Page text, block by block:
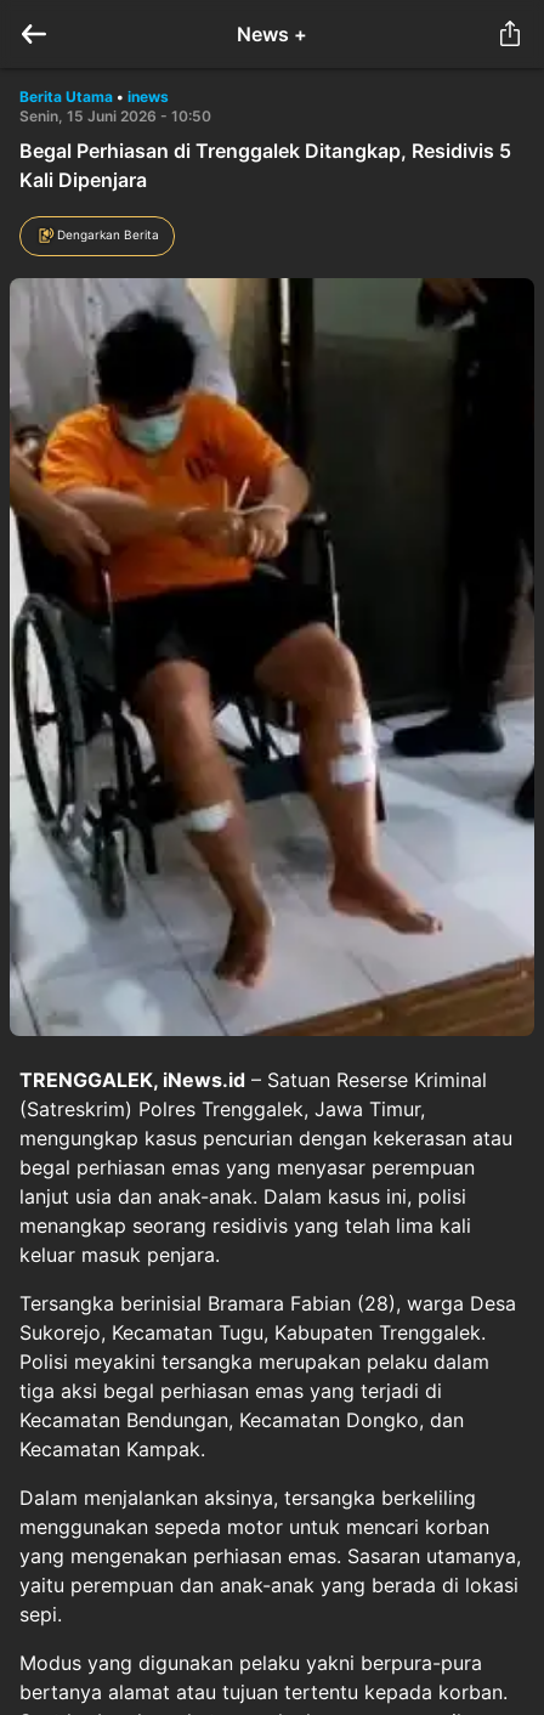
News +
Berita Utama • inews
Senin, 15 Juni 2026 - 10:50
Begal Perhiasan di Trenggalek Ditangkap, Residivis 5
Kali Dipenjara
Dengarkan Berita
TRENGGALEK, iNews.id – Satuan Reserse Kriminal
(Satreskrim) Polres Trenggalek, Jawa Timur,
mengungkap kasus pencurian dengan kekerasan atau
begal perhiasan emas yang menyasar perempuan
lanjut usia dan anak-anak. Dalam kasus ini, polisi
menangkap seorang residivis yang telah lima kali
keluar masuk penjara.
Tersangka berinisial Bramara Fabian (28), warga Desa
Sukorejo, Kecamatan Tugu, Kabupaten Trenggalek.
Polisi meyakini tersangka merupakan pelaku dalam
tiga aksi begal perhiasan emas yang terjadi di
Kecamatan Bendungan, Kecamatan Dongko, dan
Kecamatan Kampak.
Dalam menjalankan aksinya, tersangka berkeliling
menggunakan sepeda motor untuk mencari korban
yang mengenakan perhiasan emas. Sasaran utamanya,
yaitu perempuan dan anak-anak yang berada di lokasi
sepi.
Modus yang digunakan pelaku yakni berpura-pura
bertanya alamat atau tujuan tertentu kepada korban.